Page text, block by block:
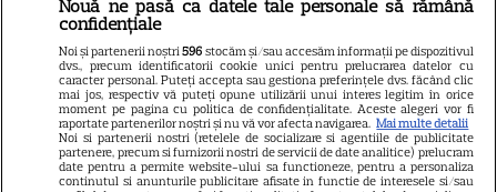
NUMĂRUL CURENT
ABONEAZA-TE LA REVISTĂ
Libertatea
Nouă ne pasă ca datele tale personale să rămână
confidențiale
Noi și partenerii noștri596 stocăm și/sau accesăm informații pe dispozitivul
dvs., precum identificatorii cookie unici pentru prelucrarea datelor cu
caracter personal. Puteți accepta sau gestiona preferințele dvs. făcând clic
mai jos, respectiv vă puteți opune utilizării unui interes legitim în orice
moment pe pagina cu politica de confidențialitate. Aceste alegeri vor fi
raportate partenerilor noștri și nu vă vor afecta navigarea. Mai multe detalii
Noi si partenerii nostri (retelele de socializare si agentiile de publicitate
partenere, precum si furnizorii nostri de servicii de date analitice) prelucram
date pentru a permite website-ului sa functioneze, pentru a personaliza
continutul si anunturile publicitare afisate in functie de interesele si/sau